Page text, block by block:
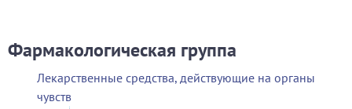
Фармакологическая группа
Лекарственные средства, действующие на органы
чувств